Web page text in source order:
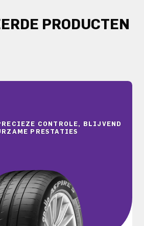
PRODUCTEN
CONTROLE, BLIJVEND
PRESTATIES